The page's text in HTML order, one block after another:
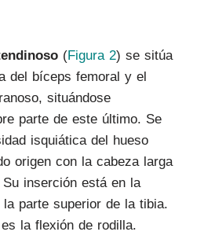
(Figura 2) se sitúa
del bíceps femoral y el
situándose
parte de este último. Se
isquiática del hueso
origen con la cabeza larga
inserción está en la
parte superior de la tibia.
la flexión de rodilla.